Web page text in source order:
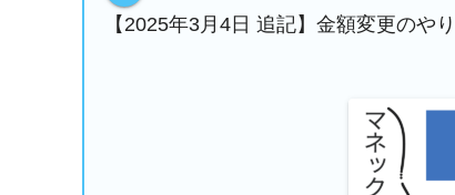
【2025年3月4日 追記】金額変更のや